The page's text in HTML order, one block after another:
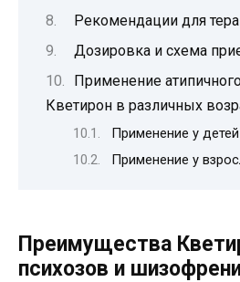
Рекомендации для
Дозировка и схема
Применение
Кветирон в различных
Применение у
Применение у
Преимущества
психозов и